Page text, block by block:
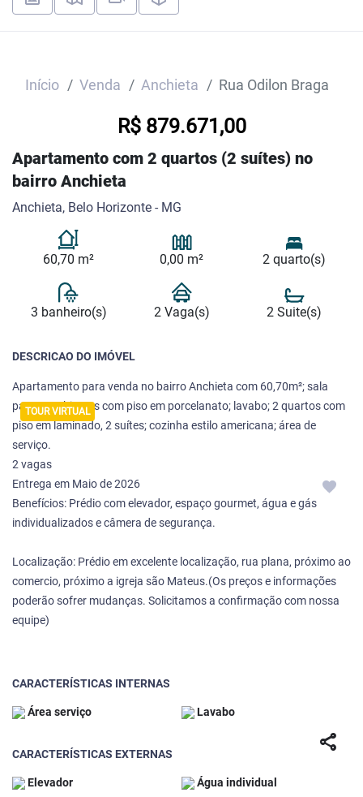
TOUR VIRTUAL
share
Início Venda Anchieta Rua Odilon Braga
R$ 879.671,00
Apartamento com 2 quartos (2 suítes) no
bairro Anchieta
Anchieta, Belo Horizonte - MG
60,70 m² 0,00 m² 2 quarto(s)
3 banheiro(s) 2 Vaga(s) 2 Suite(s)
DESCRICAO DO IMÓVEL
Apartamento para venda no bairro Anchieta com 60,70m²; sala
para 2 ambientes com piso em porcelanato; lavabo; 2 quartos com
piso em laminado, 2 suítes; cozinha estilo americana; área de
serviço.
2 vagas
Entrega em Maio de 2026
Benefícios: Prédio com elevador, espaço gourmet, água e gás
individualizados e câmera de segurança.
Localização: Prédio em excelente localização, rua plana, próximo ao
comercio, próximo a igreja são Mateus.(Os preços e informações
poderão sofrer mudanças. Solicitamos a confirmação com nossa
equipe)
CARACTERÍSTICAS INTERNAS
Área serviço Lavabo
CARACTERÍSTICAS EXTERNAS
Elevador Água individual